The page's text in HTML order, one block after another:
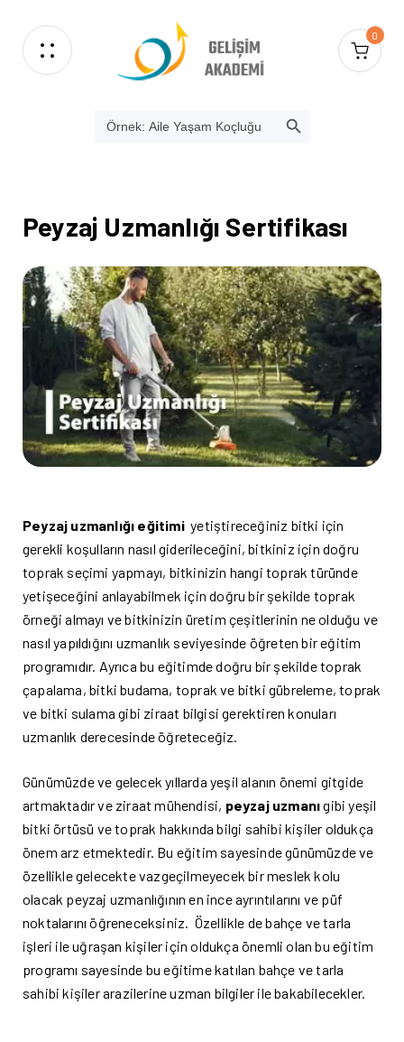
0
Search
for:
Peyzaj Uzmanlığı Sertifikası
Peyzaj uzmanlığı eğitimi yetiştireceğiniz bitki için
gerekli koşulların nasıl giderileceğini, bitkiniz için doğru
toprak seçimi yapmayı, bitkinizin hangi toprak türünde
yetişeceğini anlayabilmek için doğru bir şekilde toprak
örneği almayı ve bitkinizin üretim çeşitlerinin ne olduğu ve
nasıl yapıldığını uzmanlık seviyesinde öğreten bir eğitim
programıdır. Ayrıca bu eğitimde doğru bir şekilde toprak
çapalama, bitki budama, toprak ve bitki gübreleme, toprak
ve bitki sulama gibi ziraat bilgisi gerektiren konuları
uzmanlık derecesinde öğreteceğiz.
Günümüzde ve gelecek yıllarda yeşil alanın önemi gitgide
artmaktadır ve ziraat mühendisi, peyzaj uzmanıgibi yeşil
bitki örtüsü ve toprak hakkında bilgi sahibi kişiler oldukça
önem arz etmektedir. Bu eğitim sayesinde günümüzde ve
özellikle gelecekte vazgeçilmeyecek bir meslek kolu
olacak peyzaj uzmanlığının en ince ayrıntılarını ve püf
noktalarını öğreneceksiniz. Özellikle de bahçe ve tarla
işleri ile uğraşan kişiler için oldukça önemli olan bu eğitim
programı sayesinde bu eğitime katılan bahçe ve tarla
sahibi kişiler arazilerine uzman bilgiler ile bakabilecekler.